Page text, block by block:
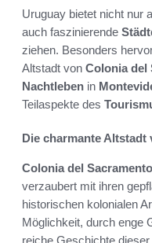
Uruguay bietet nicht nur
auch faszinierende
ziehen. Besonders
Altstadt von Colonia del
Nachtleben in
Teilaspekte des
Die charmante Altstadt
Colonia del Sacramento
verzaubert mit ihren
historischen kolonialen
Möglichkeit, durch enge
reiche Geschichte